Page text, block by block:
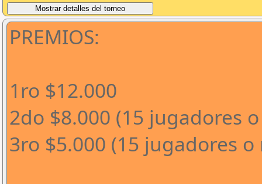
PREMIOS:
1ro $12.000
2do $8.000 (15 jugadores
3ro $5.000 (15 jugadores o